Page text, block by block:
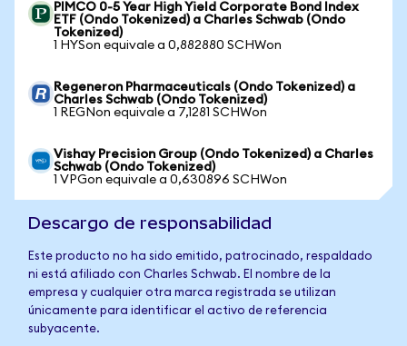
PIMCO 0-5 Year High Yield Corporate Bond Index
ETF (Ondo Tokenized) a Charles Schwab (Ondo
Tokenized)
1 HYSon equivale a 0,882880 SCHWon
Regeneron Pharmaceuticals (Ondo Tokenized) a
Charles Schwab (Ondo Tokenized)
1 REGNon equivale a 7,1281 SCHWon
Vishay Precision Group (Ondo Tokenized) a Charles
Schwab (Ondo Tokenized)
1 VPGon equivale a 0,630896 SCHWon
Descargo de responsabilidad
Este producto no ha sido emitido, patrocinado, respaldado
ni está afiliado con Charles Schwab. El nombre de la
empresa y cualquier otra marca registrada se utilizan
únicamente para identificar el activo de referencia
subyacente.